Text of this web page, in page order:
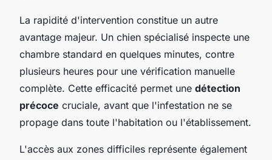
La rapidité d'intervention constitue un autre
avantage majeur. Un chien spécialisé inspecte une
chambre standard en quelques minutes, contre
plusieurs heures pour une vérification manuelle
complète. Cette efficacité permet une détection
précoce cruciale, avant que l'infestation ne se
propage dans toute l'habitation ou l'établissement.
L'accès aux zones difficiles représente également